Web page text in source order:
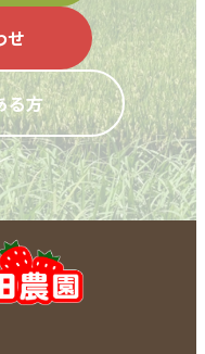
せ
る方